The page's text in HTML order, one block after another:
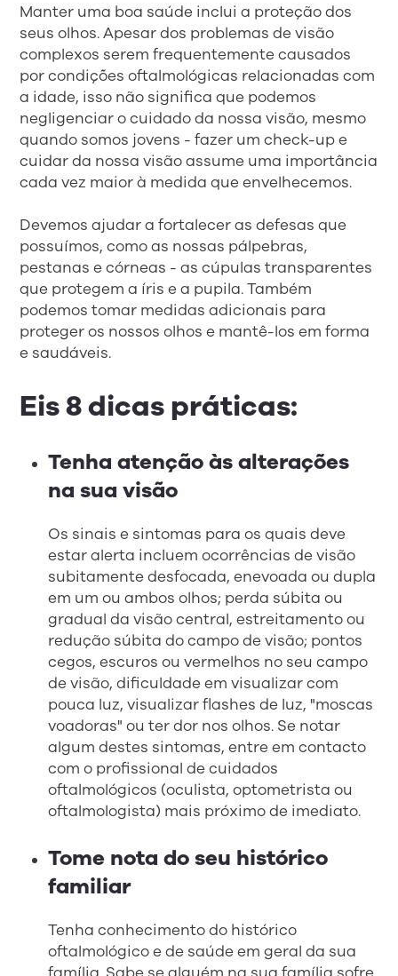
Manter uma boa saúde inclui a proteção dos
seus olhos. Apesar dos problemas de visão
complexos serem frequentemente causados
por condições oftalmológicas relacionadas com
a idade, isso não significa que podemos
negligenciar o cuidado da nossa visão, mesmo
quando somos jovens - fazer um check-up e
cuidar da nossa visão assume uma importância
cada vez maior à medida que envelhecemos.
Devemos ajudar a fortalecer as defesas que
possuímos, como as nossas pálpebras,
pestanas e córneas - as cúpulas transparentes
que protegem a íris e a pupila. Também
podemos tomar medidas adicionais para
proteger os nossos olhos e mantê-los em forma
e saudáveis.
Eis 8 dicas práticas:
Tenha atenção às alterações
na sua visão
Os sinais e sintomas para os quais deve
estar alerta incluem ocorrências de visão
subitamente desfocada, enevoada ou dupla
em um ou ambos olhos; perda súbita ou
gradual da visão central, estreitamento ou
redução súbita do campo de visão; pontos
cegos, escuros ou vermelhos no seu campo
de visão, dificuldade em visualizar com
pouca luz, visualizar flashes de luz, "moscas
voadoras" ou ter dor nos olhos. Se notar
algum destes sintomas, entre em contacto
com o profissional de cuidados
oftalmológicos (oculista, optometrista ou
oftalmologista) mais próximo de imediato.
Tome nota do seu histórico
familiar
Tenha conhecimento do histórico
oftalmológico e de saúde em geral da sua